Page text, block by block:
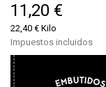
11,20 €
22,40 € Kilo
Impuestos incluidos